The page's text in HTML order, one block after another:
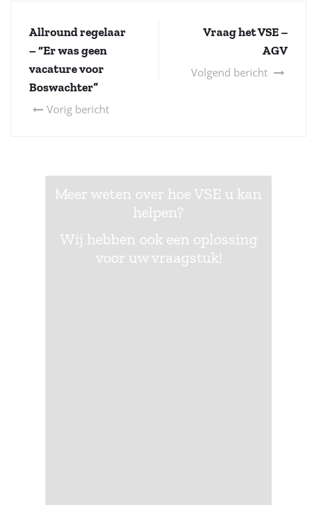
Allround regelaar
– “Er was geen
vacature voor
Boswachter”
Vorig bericht
Vraag het VSE –
AGV
Volgend bericht
Meer weten over hoe VSE u kan
helpen?
Wij hebben ook een oplossing
voor uw vraagstuk!